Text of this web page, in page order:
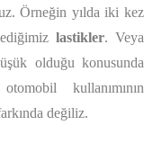
Örneğin yılda iki kez
lastikler. Veya
olduğu konusunda
kullanımının
değiliz.